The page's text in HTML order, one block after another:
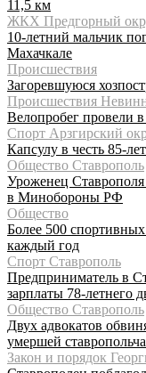
11,5 км
ЖКХ Предгорный
10-летний мальчик
Махачкале
Происшествия
Загоревшуюся
Происшествия
Велопробег провели
Спорт Арзгирский
Капсулу в честь 85-
Общество Ставрополь
Уроженец
в Минобороны РФ
Общество
Более 500
каждый год
Спорт Ставрополь
Предприниматель в
зарплаты 78-летнего
Общество Ставрополь
Двух адвокатов
умершей
Закон и порядок